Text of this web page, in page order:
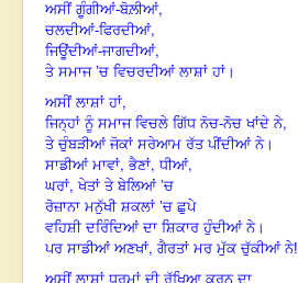
ਅਸੀਂ ਗੂੰਗੀਆਂ-ਬੋਲ਼ੀਆਂ,
ਚਲਦੀਆਂ-ਫਿਰਦੀਆਂ,
ਜਿਊਂਦੀਆਂ-ਜਾਗਦੀਆਂ,
ਤੇ ਸਮਾਜ ’ਚ ਵਿਚਰਦੀਆਂ ਲਾਸ਼ਾਂ ਹਾਂ।
ਅਸੀਂ ਲਾਸ਼ਾਂ ਹਾਂ,
ਜਿਨ੍ਹਾਂ ਨੂੰ ਸਮਾਜ ਵਿਚਲੇ ਗਿੱਧ ਨੋਚ-ਨੋਚ ਖਾਂਦੇ ਨੇ,
ਤੇ ਚੁੰਬੜੀਆਂ ਜੋਕਾਂ ਸਰੇਆਮ ਰੱਤ ਪੀਂਦੀਆਂ ਨੇ।
ਸਾਡੀਆਂ ਮਾਵਾਂ, ਭੈਣਾਂ, ਧੀਆਂ,
ਘਰਾਂ, ਖੇਤਾਂ ਤੇ ਬੇਲਿਆਂ ’ਚ
ਰੋਜ਼ਾਨਾ ਮਨੁੱਖੀ ਸ਼ਕਲਾਂ ’ਚ ਛੁਪੇ
ਵਹਿਸ਼ੀ ਦਰਿੰਦਿਆਂ ਦਾ ਸ਼ਿਕਾਰ ਹੁੰਦੀਆਂ ਨੇ।
ਪਰ ਸਾਡੀਆਂ ਅਣਖਾਂ, ਗੈਰਤਾਂ ਮਰ ਮੁੱਕ ਚੁੱਕੀਆਂ ਨੇ!
ਅਸੀਂ ਲਾਸ਼ਾਂ ਧਰਮਾਂ ਦੀ ਰੱਖਿਆ ਕਰਨ ਦਾ